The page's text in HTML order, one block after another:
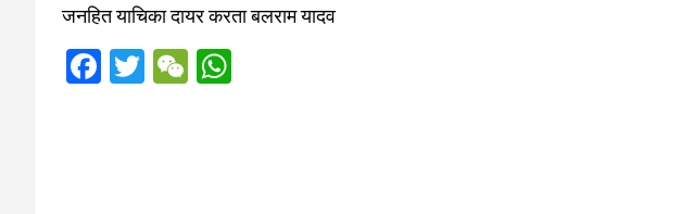
जनहित याचिका दायर करता बलराम यादव
F
T
W